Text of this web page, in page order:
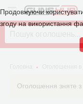
Продовжуючи
згоду на використання
Оголошення зняте з